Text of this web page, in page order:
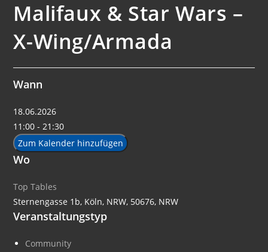
Malifaux & Star Wars –
X-Wing/Armada
Wann
18.06.2026
11:00 - 21:30
Zum Kalender hinzufügen
Wo
Top Tables
Sternengasse 1b, Köln, NRW, 50676, NRW
Veranstaltungstyp
Community